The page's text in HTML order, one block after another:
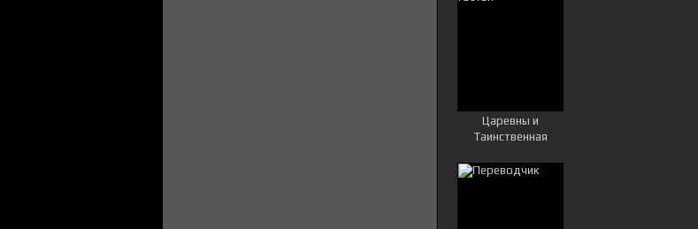
Царевны и
Таинственная